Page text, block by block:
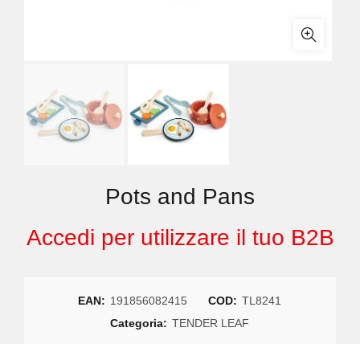
Pots and Pans
Accedi per utilizzare il tuo B2B
EAN: 191856082415 COD: TL8241
Categoria: TENDER LEAF